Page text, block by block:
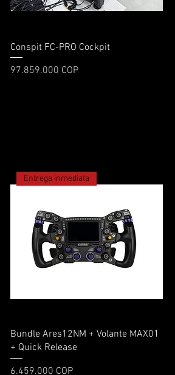
Vista rápida
Conspit FC-PRO Cockpit
Precio
97.859.000 COP
Vista rápida
Entrega inmediata
Bundle Ares12NM + Volante MAX01
+ Quick Release
Precio
6.459.000 COP